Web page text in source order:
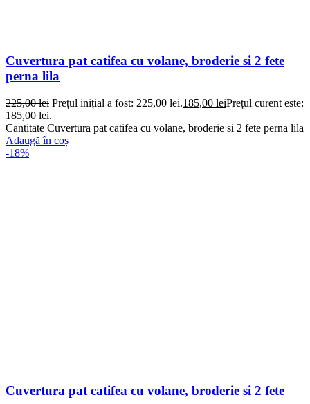
Cuvertura pat catifea cu volane, broderie si 2 fete
perna lila
225,00lei Prețul inițial a fost: 225,00 lei.185,00 leiPrețul curent este:
185,00 lei.
Cantitate Cuvertura pat catifea cu volane, broderie si 2 fete perna lila
Adaugă în coș
-18%
Cuvertura pat catifea cu volane, broderie si 2 fete